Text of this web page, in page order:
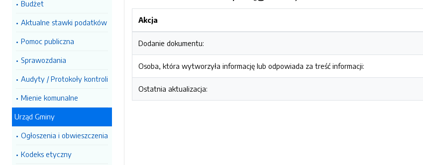
Budżet
Aktualne stawki podatków
Pomoc publiczna
Sprawozdania
Audyty / Protokoły kontroli
Mienie komunalne
Urząd Gminy
Ogłoszenia i obwieszczenia
Kodeks etyczny
Akcja
Dodanie dokumentu:
Osoba, która wytworzyła informację lub odpowiada za treść informacji:
Ostatnia aktualizacja: